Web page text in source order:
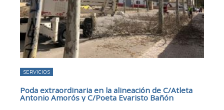
SERVICIOS
Poda extraordinaria en la alineación de C/Atleta
Antonio Amorós y C/Poeta Evaristo Bañón